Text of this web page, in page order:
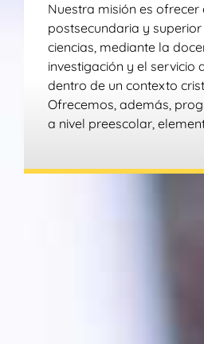
Nuestra misión es ofrecer
postsecundaria y
ciencias, mediante la
investigación y el servicio
dentro de un contexto
Ofrecemos, además,
a nivel preescolar,